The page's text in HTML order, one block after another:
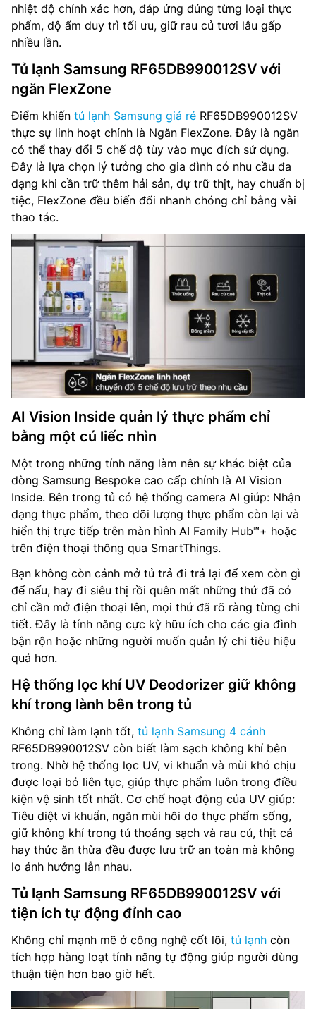
nhiệt độ chính xác hơn, đáp ứng đúng từng loại thực
phẩm, độ ẩm duy trì tối ưu, giữ rau củ tươi lâu gấp
nhiều lần.
Tủ lạnh Samsung RF65DB990012SV với
ngăn FlexZone
Điểm khiến tủ lạnh Samsung giá rẻ RF65DB990012SV
thực sự linh hoạt chính là Ngăn FlexZone. Đây là ngăn
có thể thay đổi 5 chế độ tùy vào mục đích sử dụng.
Đây là lựa chọn lý tưởng cho gia đình có nhu cầu đa
dạng khi cần trữ thêm hải sản, dự trữ thịt, hay chuẩn bị
tiệc, FlexZone đều biến đổi nhanh chóng chỉ bằng vài
thao tác.
AI Vision Inside quản lý thực phẩm chỉ
bằng một cú liếc nhìn
Một trong những tính năng làm nên sự khác biệt của
dòng Samsung Bespoke cao cấp chính là AI Vision
Inside. Bên trong tủ có hệ thống camera AI giúp: Nhận
dạng thực phẩm, theo dõi lượng thực phẩm còn lại và
hiển thị trực tiếp trên màn hình AI Family Hub™+ hoặc
trên điện thoại thông qua SmartThings.
Bạn không còn cảnh mở tủ trả đi trả lại để xem còn gì
để nấu, hay đi siêu thị rồi quên mất những thứ đã có
chỉ cần mở điện thoại lên, mọi thứ đã rõ ràng từng chi
tiết. Đây là tính năng cực kỳ hữu ích cho các gia đình
bận rộn hoặc những người muốn quản lý chi tiêu hiệu
quả hơn.
Hệ thống lọc khí UV Deodorizer giữ không
khí trong lành bên trong tủ
Không chỉ làm lạnh tốt, tủ lạnh Samsung 4 cánh
RF65DB990012SV còn biết làm sạch không khí bên
trong. Nhờ hệ thống lọc UV, vi khuẩn và mùi khó chịu
được loại bỏ liên tục, giúp thực phẩm luôn trong điều
kiện vệ sinh tốt nhất. Cơ chế hoạt động của UV giúp:
Tiêu diệt vi khuẩn, ngăn mùi hôi do thực phẩm sống,
giữ không khí trong tủ thoáng sạch và rau củ, thịt cá
hay thức ăn thừa đều được lưu trữ an toàn mà không
lo ảnh hưởng lẫn nhau.
Tủ lạnh Samsung RF65DB990012SV với
tiện ích tự động đỉnh cao
Không chỉ mạnh mẽ ở công nghệ cốt lõi, tủ lạnh còn
tích hợp hàng loạt tính năng tự động giúp người dùng
thuận tiện hơn bao giờ hết.